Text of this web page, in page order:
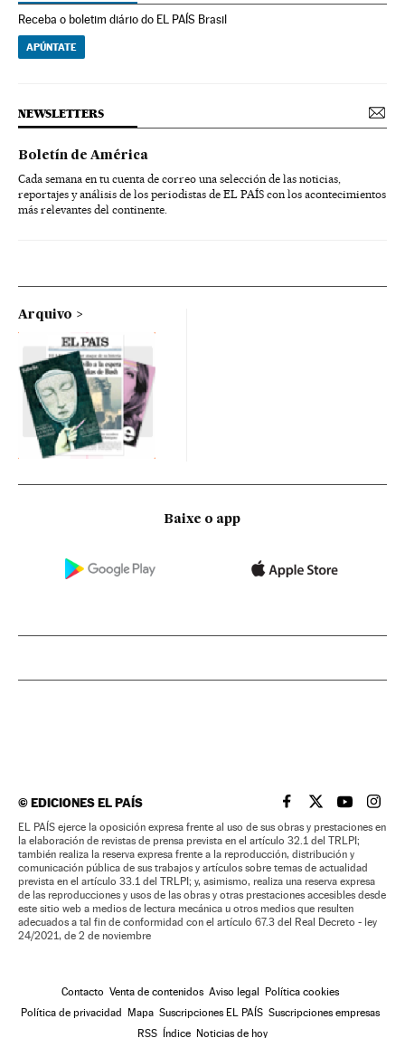
Receba o boletim diário do EL PAÍS Brasil
APÚNTATE
NEWSLETTERS
Boletín de América
Cada semana en tu cuenta de correo una selección de las noticias,
reportajes y análisis de los periodistas de EL PAÍS con los acontecimientos
más relevantes del continente.
Arquivo
Baixe o app
©EDICIONES EL PAÍS EL PAÍS BRASIL EN
EL PAÍSEL PAÍS
EL
EL PAÍS ejerce la oposición expresa frente al uso de sus obras y prestaciones en
la elaboración de revistas de prensa prevista en el artículo 32.1 del TRLPI;
también realiza la reserva expresa frente a la reproducción, distribución y
comunicación pública de sus trabajos y artículos sobre temas de actualidad
prevista en el artículo 33.1 del TRLPI; y, asimismo, realiza una reserva expresa
de las reproducciones y usos de las obras y otras prestaciones accesibles desde
este sitio web a medios de lectura mecánica u otros medios que resulten
adecuados a tal fin de conformidad con el artículo 67.3 del Real Decreto - ley
24/2021, de 2 de noviembre
Contacto Venta de contenidos Aviso legal
Política cookies
Política de privacidad
Mapa Suscripciones EL PAÍS Suscripciones empresas
RSS
Índice Noticias de hoy